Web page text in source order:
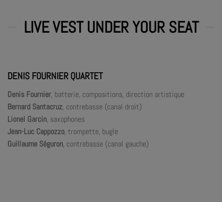
LIVE VEST UNDER YOUR SEAT
DENIS FOURNIER QUARTET
Denis Fournier, batterie, compositions, direction artistique
Bernard Santacruz, contrebasse (canal droit)
Lionel Garcin, saxophones
Jean-Luc Cappozzo, trompette, bugle
Guillaume Séguron, contrebasse (canal gauche)